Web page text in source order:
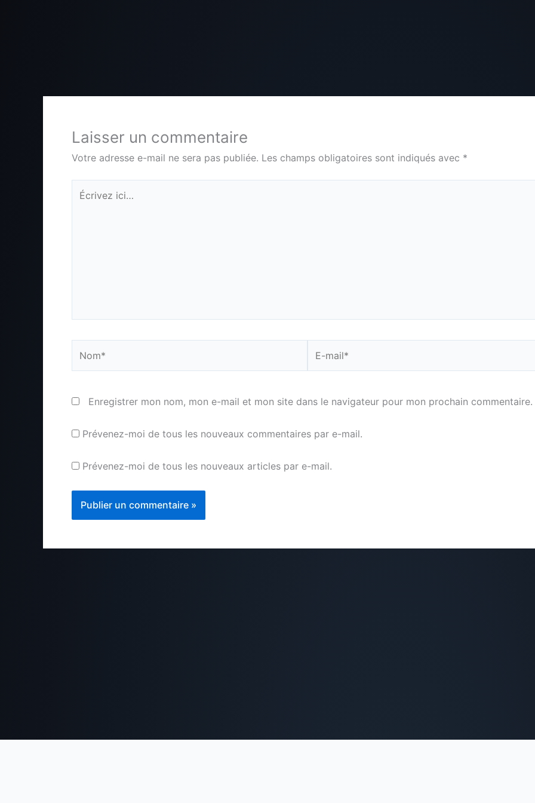
Laisser un commentaire
Votre adresse e-mail ne sera pas publiée. Les champs obligatoires sont indiqués avec *
Écrivez
ici…
mail*
Enregistrer mon nom, mon e-mail et mon site dans le navigateur pour mon prochain commentaire.
Prévenez-moi de tous les nouveaux commentaires par e-mail.
Prévenez-moi de tous les nouveaux articles par e-mail.